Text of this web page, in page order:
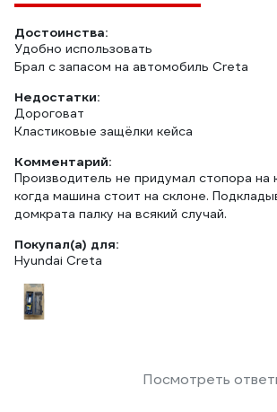
Достоинства:
Удобно использовать
Брал с запасом на автомобиль Creta
Недостатки:
Дороговат
Кластиковые защёлки кейса
Комментарий:
Производитель не придумал стопора на
когда машина стоит на склоне.
домкрата палку на всякий случай.
Покупал(а) для:
Hyundai Creta
Посмотреть